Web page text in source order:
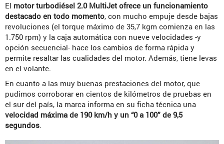
El motor turbodiésel 2.0 MultiJet ofrece un funcionamiento
destacado en todo momento, con mucho empuje desde bajas
revoluciones (el torque máximo de 35,7 kgm comienza en las
1.750 rpm) y la caja automática con nueve velocidades -y
opción secuencial- hace los cambios de forma rápida y
permite resaltar las cualidades del motor. Además, tiene levas
en el volante.
En cuanto a las muy buenas prestaciones del motor, que
pudimos corroborar en cientos de kilómetros de pruebas en
el sur del país, la marca informa en su ficha técnica una
velocidad máxima de 190 km/h y un “0 a 100” de 9,5
segundos.